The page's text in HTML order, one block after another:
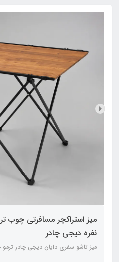
میز استراکچر مسافرتی چوب
نفره دیجی چادر
میز تاشو سفری دایان دیجی چادر ترمو